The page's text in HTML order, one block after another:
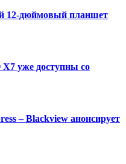
12-дюймовый планшет
уже доступны со
– Blackview анонсирует